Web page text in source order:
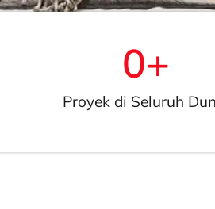
Proyek di Seluruh
0+